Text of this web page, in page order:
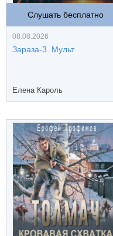
Слушать бесплатно
08.08.2026
Зараза-3. Мульт
Елена Кароль